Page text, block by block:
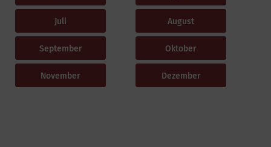
Juli August
September Oktober
November Dezember